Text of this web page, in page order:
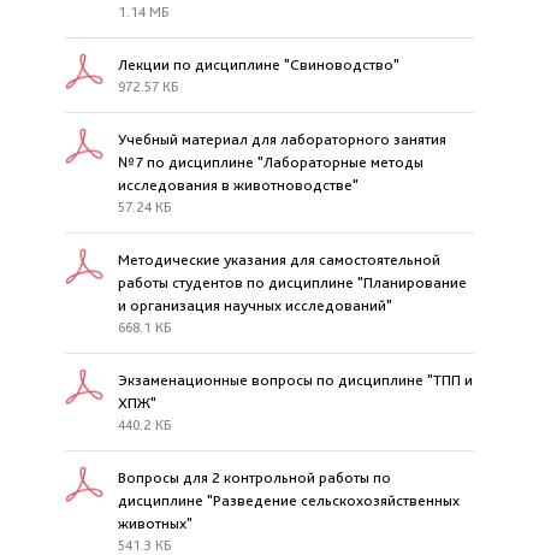
1.14 МБ
Лекции по дисциплине "Свиноводство"
972.57 КБ
Учебный материал для лабораторного занятия
№7 по дисциплине "Лабораторные методы
исследования в животноводстве"
57.24 КБ
Методические указания для самостоятельной
работы студентов по дисциплине "Планирование
и организация научных исследований"
668.1 КБ
Экзаменационные вопросы по дисциплине "ТПП и
ХПЖ"
440.2 КБ
Вопросы для 2 контрольной работы по
дисциплине "Разведение сельскохозяйственных
животных"
541.3 КБ